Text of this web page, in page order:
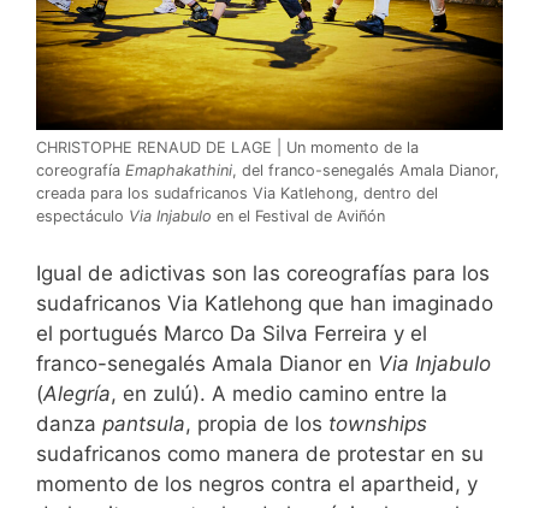
CHRISTOPHE RENAUD DE LAGE | Un momento de la
coreografía Emaphakathini, del franco-senegalés Amala Dianor,
creada para los sudafricanos Via Katlehong, dentro del
espectáculo Via Injabulo en el Festival de Aviñón
Igual de adictivas son las coreografías para los
sudafricanos Via Katlehong que han imaginado
el portugués Marco Da Silva Ferreira y el
franco-senegalés Amala Dianor en Via Injabulo
(Alegría, en zulú). A medio camino entre la
danza pantsula, propia de los townships
sudafricanos como manera de protestar en su
momento de los negros contra el apartheid, y